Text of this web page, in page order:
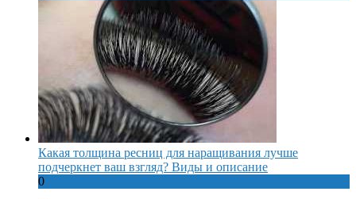
Какая толщина ресниц для наращивания лучше
подчеркнет ваш взгляд? Виды и описание
0